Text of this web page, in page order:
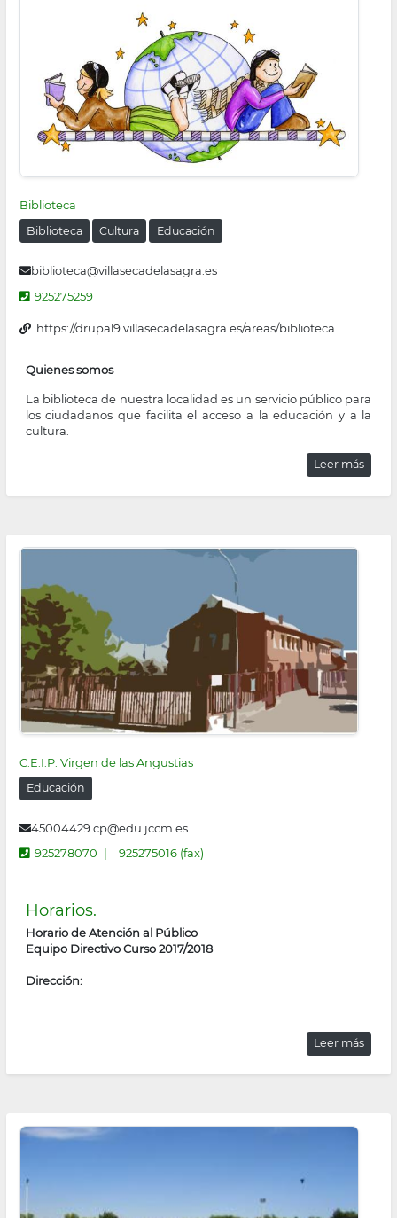
Biblioteca
Biblioteca Cultura Educación
biblioteca@villasecadelasagra.es
925275259
https://drupal9.villasecadelasagra.es/areas/biblioteca
Quienes somos
La biblioteca de nuestra localidad es un servicio público para
los ciudadanos que facilita el acceso a la educación y a la
cultura.
Leer más
C.E.I.P. Virgen de las Angustias
Educación
45004429.cp@edu.jccm.es
925278070
925275016 (fax)
Horarios.
Horario de Atención al Público
Equipo Directivo Curso 2017/2018
Dirección:
Leer más